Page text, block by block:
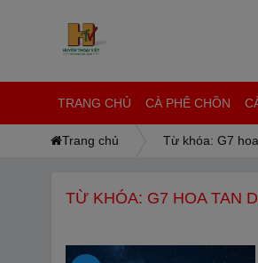
TRANG CHỦ CÀ PHÊ CHỒN
Trang chủ Từ khóa: G7
TỪ KHÓA: G7 HOA TAN